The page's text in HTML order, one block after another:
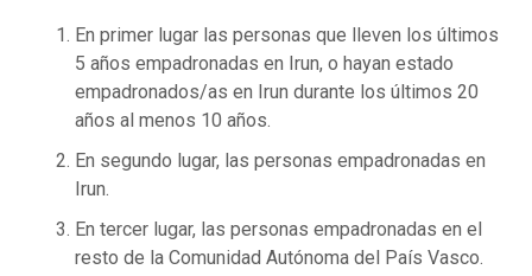
En primer lugar las personas que lleven los últimos
5 años empadronadas en Irun, o hayan estado
empadronados/as en Irun durante los últimos 20
años al menos 10 años.
En segundo lugar, las personas empadronadas en
Irun.
En tercer lugar, las personas empadronadas en el
resto de la Comunidad Autónoma del País Vasco.